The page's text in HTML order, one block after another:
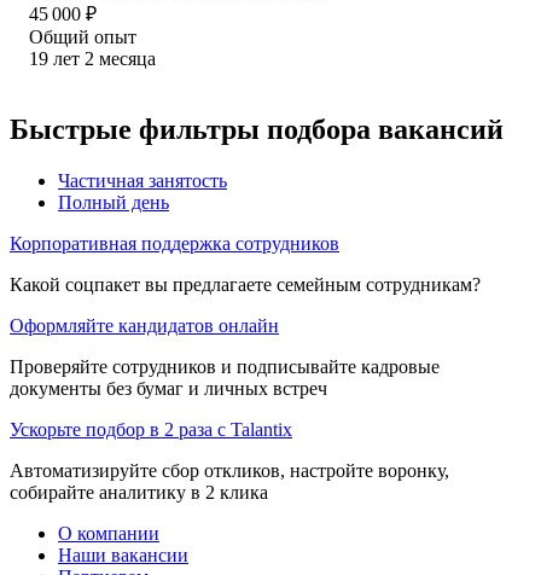
45 000 ₽
Общий опыт
19 лет 2 месяца
Быстрые фильтры подбора вакансий
Частичная занятость
Полный день
Корпоративная поддержка сотрудников
Какой соцпакет вы предлагаете семейным сотрудникам?
Оформляйте кандидатов онлайн
Проверяйте сотрудников и подписывайте кадровые
документы без бумаг и личных встреч
Ускорьте подбор в 2 раза с Talantix
Автоматизируйте сбор откликов, настройте воронку,
собирайте аналитику в 2 клика
О компании
Наши вакансии